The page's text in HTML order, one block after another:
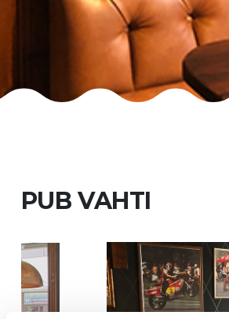
PUB VAHTI